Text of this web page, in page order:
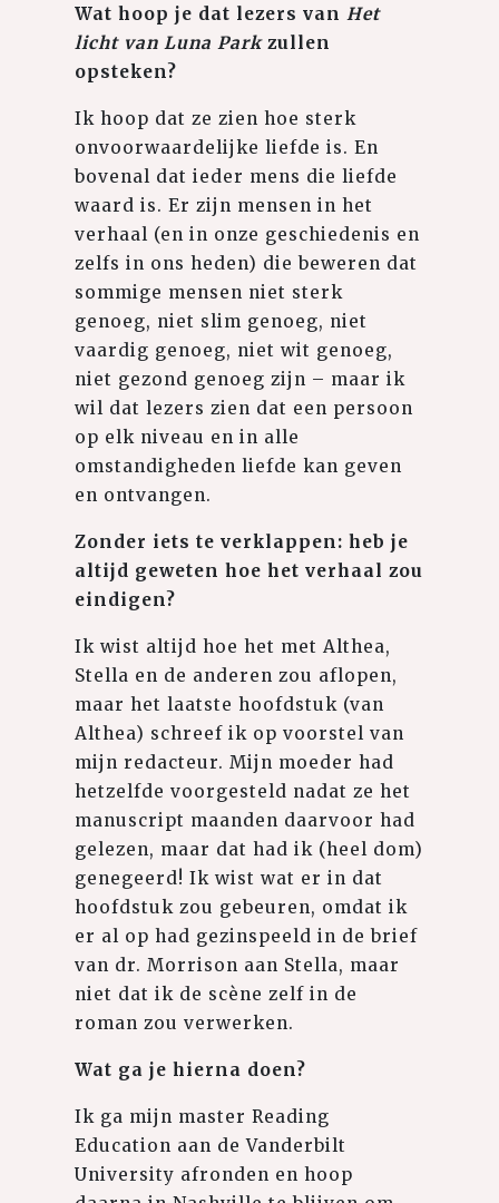
Wat hoop je dat lezers van Het
licht van Luna Parkzullen
opsteken?
Ik hoop dat ze zien hoe sterk
onvoorwaardelijke liefde is. En
bovenal dat ieder mens die liefde
waard is. Er zijn mensen in het
verhaal (en in onze geschiedenis en
zelfs in ons heden) die beweren dat
sommige mensen niet sterk
genoeg, niet slim genoeg, niet
vaardig genoeg, niet wit genoeg,
niet gezond genoeg zijn – maar ik
wil dat lezers zien dat een persoon
op elk niveau en in alle
omstandigheden liefde kan geven
en ontvangen.
Zonder iets te verklappen: heb je
altijd geweten hoe het verhaal zou
eindigen?
Ik wist altijd hoe het met Althea,
Stella en de anderen zou aflopen,
maar het laatste hoofdstuk (van
Althea) schreef ik op voorstel van
mijn redacteur. Mijn moeder had
hetzelfde voorgesteld nadat ze het
manuscript maanden daarvoor had
gelezen, maar dat had ik (heel dom)
genegeerd! Ik wist wat er in dat
hoofdstuk zou gebeuren, omdat ik
er al op had gezinspeeld in de brief
van dr. Morrison aan Stella, maar
niet dat ik de scène zelf in de
roman zou verwerken.
Wat ga je hierna doen?
Ik ga mijn master Reading
Education aan de Vanderbilt
University afronden en hoop